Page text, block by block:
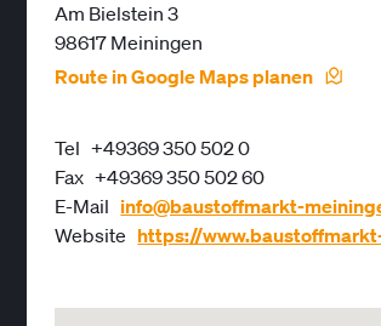
Am Bielstein 3
98617 Meiningen
Route in Google Maps planen
Tel +49369 350 502 0
Fax +49369 350 502 60
E-Mail info@baustoffmarkt-
Website https://